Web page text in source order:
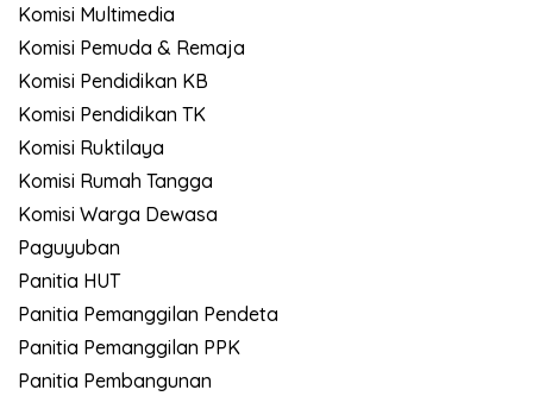
Komisi Multimedia
Komisi Pemuda & Remaja
Komisi Pendidikan KB
Komisi Pendidikan TK
Komisi Ruktilaya
Komisi Rumah Tangga
Komisi Warga Dewasa
Paguyuban
Panitia HUT
Panitia Pemanggilan Pendeta
Panitia Pemanggilan PPK
Panitia Pembangunan